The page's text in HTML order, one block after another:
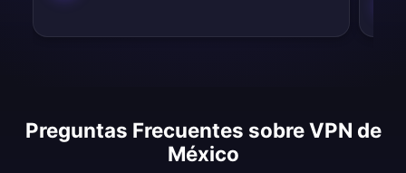
Preguntas Frecuentes sobre VPN de
México